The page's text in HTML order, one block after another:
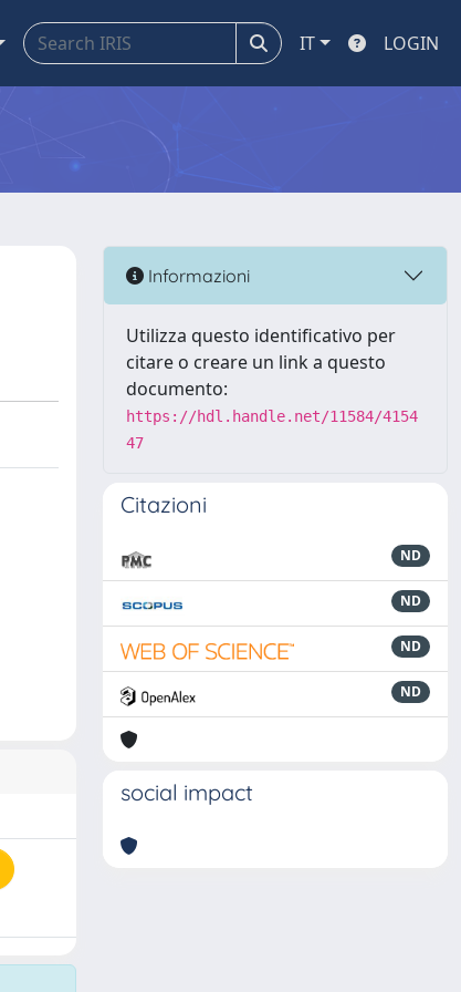
IT LOGIN
Informazioni
Utilizza questo identificativo per
citare o creare un link a questo
documento:
https://hdl.handle.net/11584/4154
47
Citazioni
ND
ND
ND
ND
social impact